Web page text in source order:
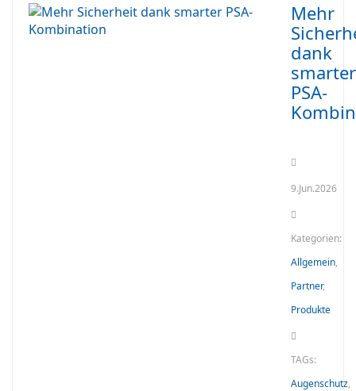
Mehr
dank
smarter
PSA-
9.Jun.2026
Kategorien:
Allgemein,
Partner,
Produkte
TAGs:
Augenschutz,